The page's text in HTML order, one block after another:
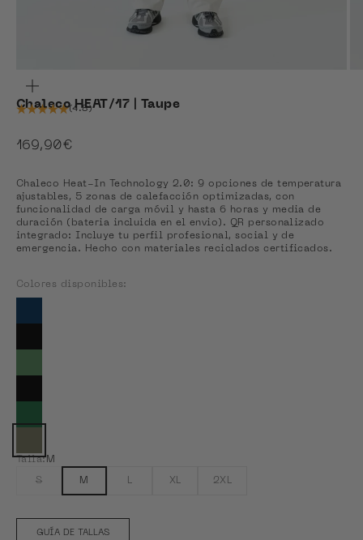
Chaleco HEAT/17 | Taupe
(4.8)
Precio de oferta
169,90€
Chaleco Heat-In Technology 2.0: 9 opciones de temperatura
ajustables, 5 zonas de calefacción optimizadas, con
funcionalidad de carga móvil y hasta 6 horas y media de
duración (bateria incluida en el envio). QR personalizado
integrado: Incluye tu perfil profesional, social y de
emergencia. Hecho con materiales reciclados certificados.
Colores disponibles:
Talla:M
S M L XL 2XL
GUÍA DE TALLAS